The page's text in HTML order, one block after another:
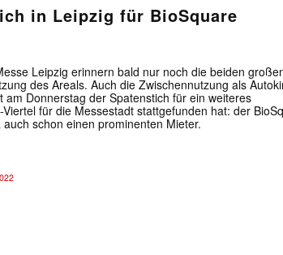
in Leipzig für BioSquare
Leipzig erinnern bald nur noch die beiden
des Areals. Auch die Zwischennutzung als
am Donnerstag der Spatenstich für ein weiteres
Viertel für die Messestadt stattgefunden hat: der
schon einen prominenten Mieter.